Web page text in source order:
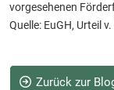
vorgesehenen
Quelle: EuGH, Urteil
Zurück zur